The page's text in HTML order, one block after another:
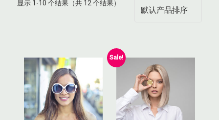
显示 1-10 个结果（共 12 个结果）
本
产
品
有
多
种
Sale!